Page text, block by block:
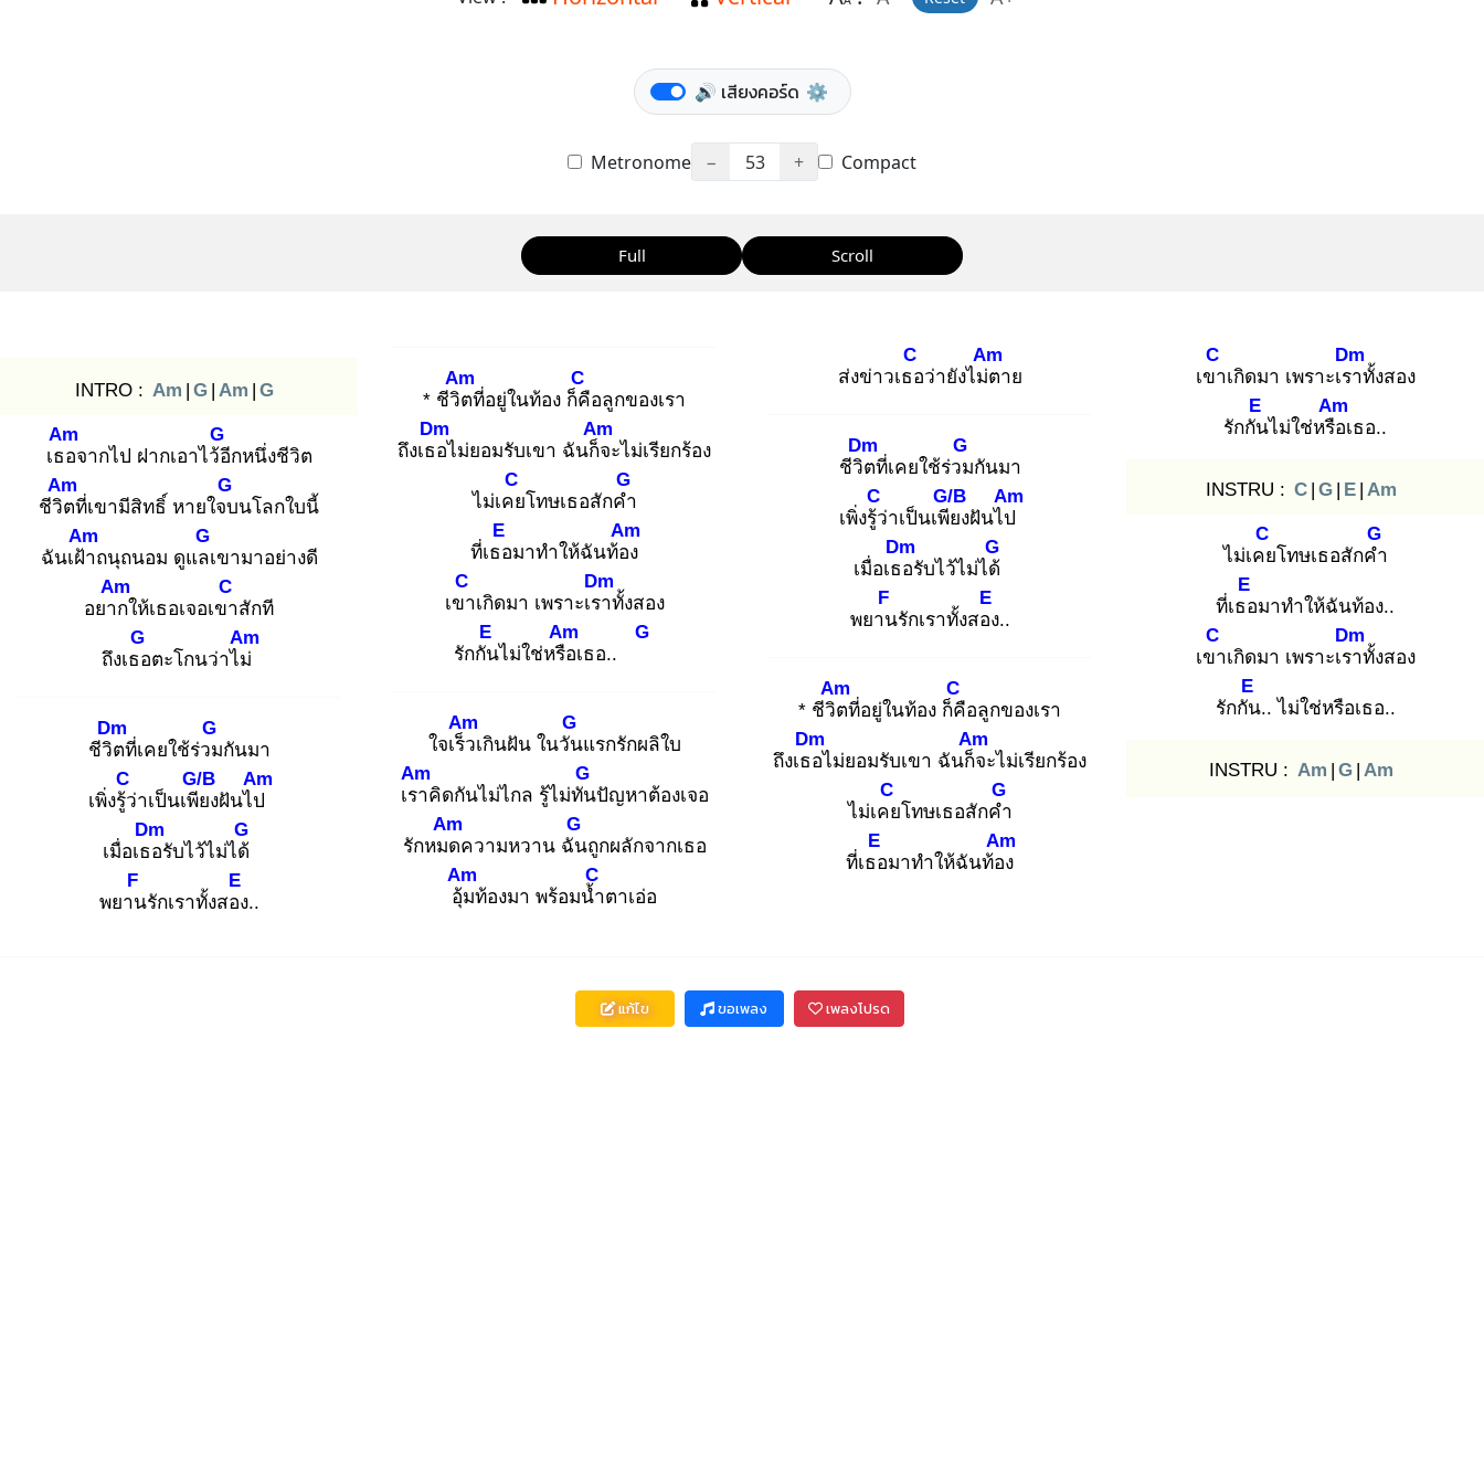
🔊 เสียงคอร์ด ⚙️
Metronome − 53 + Compact
Full Scroll
INTRO : Am | G | Am | G
เธอ
Am
จากไป ฝากเอาไว้อี
G
กหนึ่งชีวิต
ชีวิต
Am
ที่เขามีสิทธิ์ หายใจบ
G
นโลกใบนี้
ฉันเฝ้า
Am
ถนุถนอม ดูแลเ
G
ขามาอย่างดี
อยาก
Am
ให้เธอเจอเขา
C
สักที
ถึงเธอ
G
ตะโกนว่าไม่
Am
ชีวิต
Dm
ที่เคยใช้ร่วม
G
กันมา
เพิ่งรู้ว่
C
าเป็นเพีย
G/B
งฝันไป
Am
เมื่อเธอ
Dm
รับไว้ไม่ได้
G
พยาน
F
รักเราทั้งสอง
E
..
* ชีวิต
Am
ที่อยู่ในท้อง ก็คื
C
อลูกของเรา
ถึงเธอ
Dm
ไม่ยอมรับเขา ฉันก็จ
Am
ะไม่เรียกร้อง
ไม่เคย
C
โทษเธอสักคำ
G
ที่เธอ
E
มาทำให้ฉันท้อง
Am
เขา
C
เกิดมา เพราะเรา
Dm
ทั้งสอง
รักกัน
E
ไม่ใช่หรือ
Am
เธอ..
G
ใจเร็ว
Am
เกินฝัน ในวัน
G
แรกรักผลิใบ
เรา
Am
คิดกันไม่ไกล รู้ไม่ทัน
G
ปัญหาต้องเจอ
รักหมด
Am
ความหวาน ฉัน
G
ถูกผลักจากเธอ
อุ้ม
Am
ท้องมา พร้อมน้ำ
C
ตาเอ่อ
ส่งข่าวเธอ
C
ว่ายังไม่ต
Am
าย
ชีวิต
Dm
ที่เคยใช้ร่วม
G
กันมา
เพิ่งรู้ว่
C
าเป็นเพีย
G/B
งฝันไป
Am
เมื่อเธอ
Dm
รับไว้ไม่ได้
G
พยาน
F
รักเราทั้งสอง
E
..
* ชีวิต
Am
ที่อยู่ในท้อง ก็คื
C
อลูกของเรา
ถึงเธอ
Dm
ไม่ยอมรับเขา ฉันก็จ
Am
ะไม่เรียกร้อง
ไม่เคย
C
โทษเธอสักคำ
G
ที่เธอ
E
มาทำให้ฉันท้อง
Am
เขา
C
เกิดมา เพราะเรา
Dm
ทั้งสอง
รักกัน
E
ไม่ใช่หรือ
Am
เธอ..
INSTRU : C | G | E | Am
ไม่เคย
C
โทษเธอสักคำ
G
ที่เธอ
E
มาทำให้ฉันท้อง..
เขา
C
เกิดมา เพราะเรา
Dm
ทั้งสอง
รักกัน
E
.. ไม่ใช่หรือเธอ..
INSTRU : Am | G | Am
แก้ไข ขอเพลง เพลงโปรด